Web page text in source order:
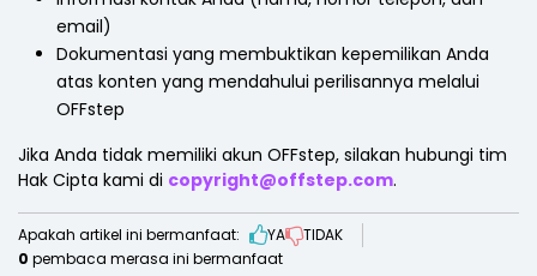
email)
Dokumentasi yang membuktikan kepemilikan Anda
atas konten yang mendahului perilisannya melalui
OFFstep
Jika Anda tidak memiliki akun OFFstep, silakan hubungi tim
Hak Cipta kami di copyright@offstep.com.
Apakah artikel ini bermanfaat: YA
TIDAK
0 pembaca merasa ini bermanfaat